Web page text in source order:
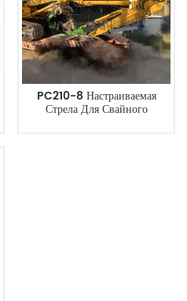
PC210-8 Настраиваемая
Стрела Для Свайного